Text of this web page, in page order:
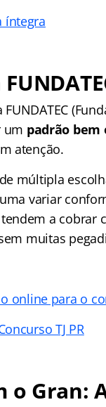
íntegra
um padrão
atenção.
múltipla
variar
a
muitas
online para o
TJ PR
o Gran: